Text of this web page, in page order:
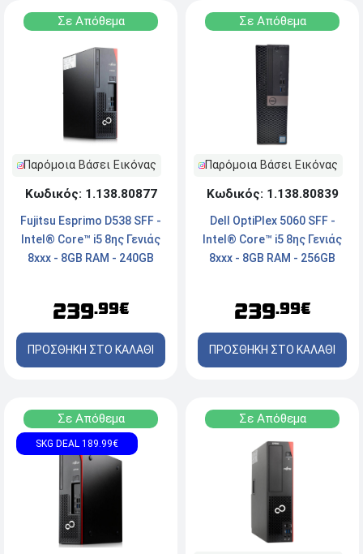
Σε Απόθεμα
Παρόμοια Βάσει Εικόνας
Κωδικός: 1.138.80877
Fujitsu Esprimo D538 SFF -
Intel® Core™ i5 8ης Γενιάς
8xxx - 8GB RAM - 240GB
239.99€
ΠΡΟΣΘΗΚΗ ΣΤΟ ΚΑΛΑΘΙ
Σε Απόθεμα
Παρόμοια Βάσει Εικόνας
Κωδικός: 1.138.80839
Dell OptiPlex 5060 SFF -
Intel® Core™ i5 8ης Γενιάς
8xxx - 8GB RAM - 256GB
239.99€
ΠΡΟΣΘΗΚΗ ΣΤΟ ΚΑΛΑΘΙ
Σε Απόθεμα
SKG DEAL 189.99€
Σε Απόθεμα